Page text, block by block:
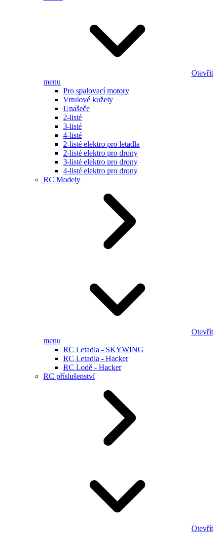
Otevřít
menu
Pro spalovací motory
Vrtulové kužely
Unašeče
2-listé
3-listé
4-listé
2-listé elektro pro letadla
2-listé elektro pro drony
3-listé elektro pro drony
4-listé elektro pro drony
RC Modely
Otevřít
menu
RC Letadla - SKYWING
RC Letadla - Hacker
RC Lodě - Hacker
RC příslušenství
Otevřít